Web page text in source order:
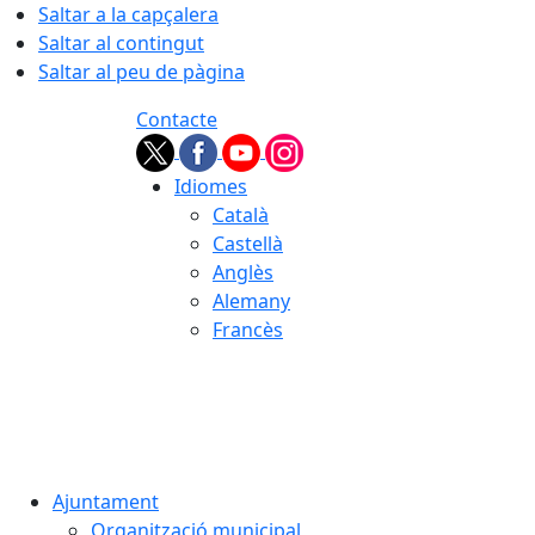
Saltar a la capçalera
Saltar al contingut
Saltar al peu de pàgina
Contacte
Idiomes
Català
Castellà
Anglès
Alemany
Francès
Ajuntament